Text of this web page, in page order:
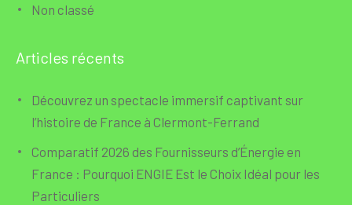
Non classé
Articles récents
Découvrez un spectacle immersif captivant sur
l’histoire de France à Clermont-Ferrand
Comparatif 2026 des Fournisseurs d’Énergie en
France : Pourquoi ENGIE Est le Choix Idéal pour les
Particuliers